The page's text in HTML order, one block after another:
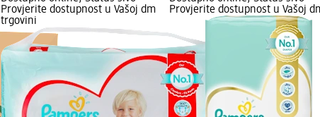
Provjerite dostupnost u Vašoj dm
trgovini
Provjerite dostupnost u Vašoj